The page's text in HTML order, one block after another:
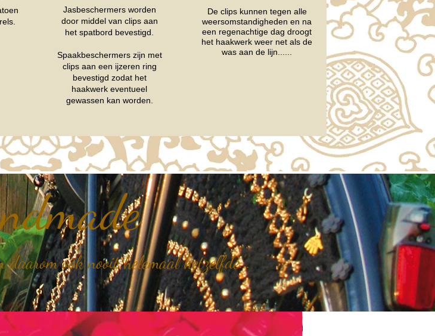
Jasbeschermers worden
door middel van clips aan
het spatbord bevestigd.
Spaakbeschermers zijn met
clips aan een ijzeren ring
bevestigd zodat het
haakwerk eventueel
gewassen kan worden.
De clips kunnen tegen alle
weersomstandigheden en na
een regenachtige dag droogt
het haakwerk weer net als de
was aan de lijn......
daarom ook nooit helemaal hetzelfde...